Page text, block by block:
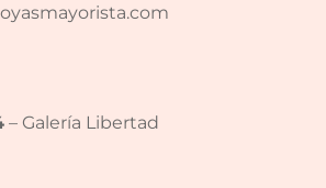
– Galería Libertad